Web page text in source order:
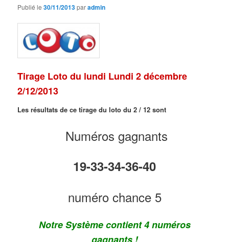
Publié le30/11/2013paradmin
Tirage Loto du lundi Lundi 2 décembre
2/12/2013
Les résultats de ce tirage du loto du 2 / 12 sont
Numéros gagnants
19-33-34-36-40
numéro chance 5
Notre Système contient 4 numéros